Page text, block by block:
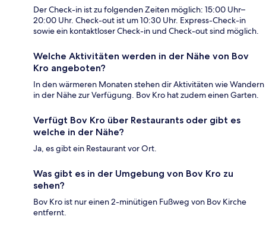
Der Check-in ist zu folgenden Zeiten möglich: 15:00 Uhr–
20:00 Uhr. Check-out ist um 10:30 Uhr. Express-Check-in
sowie ein kontaktloser Check-in und Check-out sind möglich.
Welche Aktivitäten werden in der Nähe von Bov
Kro angeboten?
In den wärmeren Monaten stehen dir Aktivitäten wie Wandern
in der Nähe zur Verfügung. Bov Kro hat zudem einen Garten.
Verfügt Bov Kro über Restaurants oder gibt es
welche in der Nähe?
Ja, es gibt ein Restaurant vor Ort.
Was gibt es in der Umgebung von Bov Kro zu
sehen?
Bov Kro ist nur einen 2-minütigen Fußweg von Bov Kirche
entfernt.